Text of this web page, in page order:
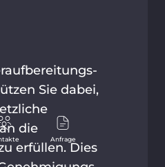
Anfrage
Sie dabei,
die
erfüllen. Dies